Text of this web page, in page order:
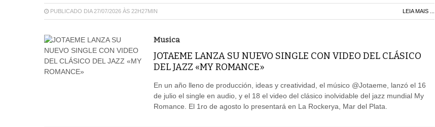
PUBLICADO DIA 27/07/2026 ÀS 22H27MIN LEIA MAIS ...
Musica
JOTAEME LANZA SU NUEVO SINGLE CON VIDEO DEL CLÁSICO
DEL JAZZ «MY ROMANCE»
En un año lleno de producción, ideas y creatividad, el músico @Jotaeme, lanzó el 16
de julio el single en audio, y el 18 el video del clásico inolvidable del jazz mundial My
Romance. El 1ro de agosto lo presentará en La Rockerya, Mar del Plata.